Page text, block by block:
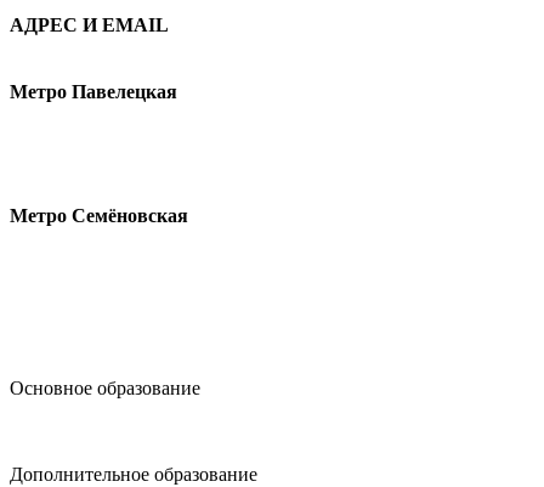
АДРЕС И EMAIL
Метро Павелецкая
Метро Семёновская
Основное образование
Дополнительное образование